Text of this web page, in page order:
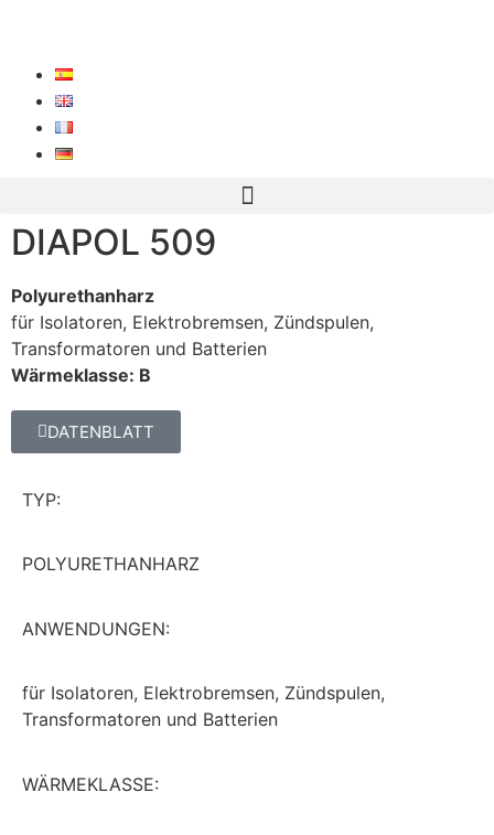
DIAPOL 509
Polyurethanharz
für Isolatoren, Elektrobremsen, Zündspulen,
Transformatoren und Batterien
Wärmeklasse: B
DATENBLATT
TYP:
POLYURETHANHARZ
ANWENDUNGEN:
für Isolatoren, Elektrobremsen, Zündspulen,
Transformatoren und Batterien
WÄRMEKLASSE: